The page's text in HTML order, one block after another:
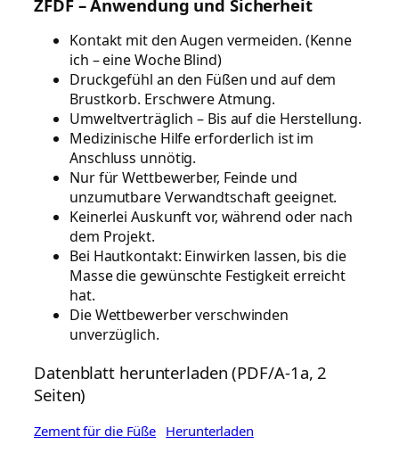
ZFDF – Anwendung und Sicherheit
Kontakt mit den Augen vermeiden. (Kenne
ich – eine Woche Blind)
Druckgefühl an den Füßen und auf dem
Brustkorb. Erschwere Atmung.
Umweltverträglich – Bis auf die Herstellung.
Medizinische Hilfe erforderlich ist im
Anschluss unnötig.
Nur für Wettbewerber, Feinde und
unzumutbare Verwandtschaft geeignet.
Keinerlei Auskunft vor, während oder nach
dem Projekt.
Bei Hautkontakt: Einwirken lassen, bis die
Masse die gewünschte Festigkeit erreicht
hat.
Die Wettbewerber verschwinden
unverzüglich.
Datenblatt herunterladen (PDF/A-1a, 2
Seiten)
Zement für die Füße Herunterladen